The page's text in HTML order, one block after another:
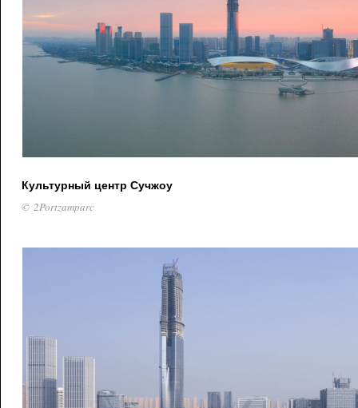
Культурный центр Сучжоу
© 2Portzamparc